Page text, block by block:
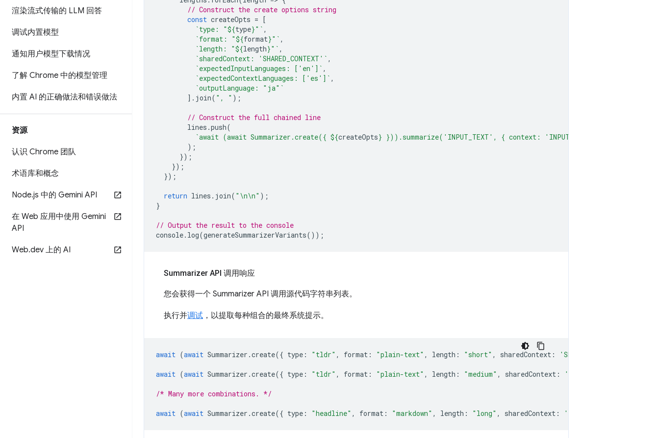
渲染流式传输的 LLM 回答
调试内置模型
通知用户模型下载情况
了解 Chrome 中的模型管理
内置 AI 的正确做法和错误做法
资源
认识 Chrome 团队
术语库和概念
Node.js 中的 Gemini API
在 Web 应用中使用 Gemini
API
Web.dev 上的 AI
// Construct the create options string
const createOpts = [
`type: "${type}"` ,
`format: "${format}"` ,
`length: "${length}"` ,
`sharedContext: 'SHARED_CONTEXT'` ,
`expectedInputLanguages: ['en']` ,
`expectedContextLanguages: ['es']` ,
`outputLanguage: "ja"`
]. join( ", " );
// Construct the full chained line
lines .push(
`await (await Summarizer.create({ ${createOpts} })).summarize('INPUT_TEXT', { context: 'INPUT_CONTEXT' });`
);
});
});
});
return lines . join( "\n\n" );
}
// Output the result to the console
console. log(generateSummarizerVariants());
Summarizer API 调用响应
您会获得一个 Summarizer API 调用源代码字符串列表。
执行并调试 ，以提取每种组合的最终系统提示。
await (await Summarizer .create({ type : "tldr" , format : "plain-text" , length : "short" , sharedContext : 'SHARED_CONTEXT'
await (await Summarizer .create({ type : "tldr" , format : "plain-text" , length : "medium" , sharedContext : 'SHARED_CONTEXT'
/* Many more combinations. */
await (await Summarizer .create({ type : "headline" , format : "markdown" , length : "long" , sharedContext : 'SHARED_CONTEXT'